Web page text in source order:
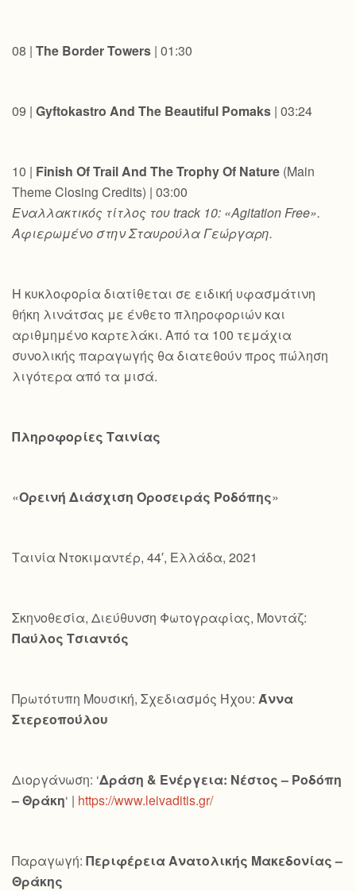
08 | The Border Towers | 01:30
09 | Gyftokastro And The Beautiful Pomaks | 03:24
10 | Finish Of Trail And The Trophy Of Nature (Main
Theme Closing Credits) | 03:00
Εναλλακτικός τίτλος τουtrack 10: «Agitation Free».
Αφιερωμένο στην Σταυρούλα Γεώργαρη.
Η κυκλοφορία διατίθεται σε ειδική υφασμάτινη
θήκη λινάτσας με ένθετο πληροφοριών και
αριθμημένο καρτελάκι. Από τα 100 τεμάχια
συνολικής παραγωγής θα διατεθούν προς πώληση
λιγότερα από τα μισά.
Πληροφορίες Ταινίας
«Ορεινή Διάσχιση Οροσειράς Ροδόπης»
Ταινία Ντοκιμαντέρ, 44′, Ελλάδα, 2021
Σκηνοθεσία, Διεύθυνση Φωτογραφίας, Μοντάζ:
Παύλος Τσιαντός
Πρωτότυπη Μουσική, Σχεδιασμός Ήχου: Άννα
Στερεοπούλου
Διοργάνωση: ‘Δράση & Ενέργεια: Νέστος – Ροδόπη
– Θράκη‘ | https://www.leivaditis.gr/
Παραγωγή: Περιφέρεια Ανατολικής Μακεδονίας –
Θράκης